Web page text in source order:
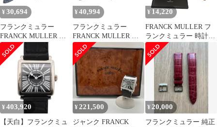
¥ 30,694
フランクミュラー
FRANCK MULLER 腕
時計パーツ ロングアイ
ランド(950~)/マスター
スクエア(6002S)用 クロ
コバンド クロコダイル
ネイビー 未使用 純正
18mm 紺 【中古】
¥ 40,994
フランクミュラー
FRANCK MULLER 腕
時計パーツ 純正 マスタ
ースクエア 6000 H用 ク
ロコバンド クロコダイ
ル ブラック 新品同様
替え バンド ベルト 26
ｍｍ ブラック バネ棒付
き 【中古】
¥ 14,220
FRANCK MULLER フ
ランクミュラー 時計用
ケース 空き箱 保証書用
ケース ブラウン 正規品
/ H84
¥ 403,920
【天白】フランクミュ
¥221,500
ジャンク FRANCK
¥ 20,000
フランクミュラー 純正